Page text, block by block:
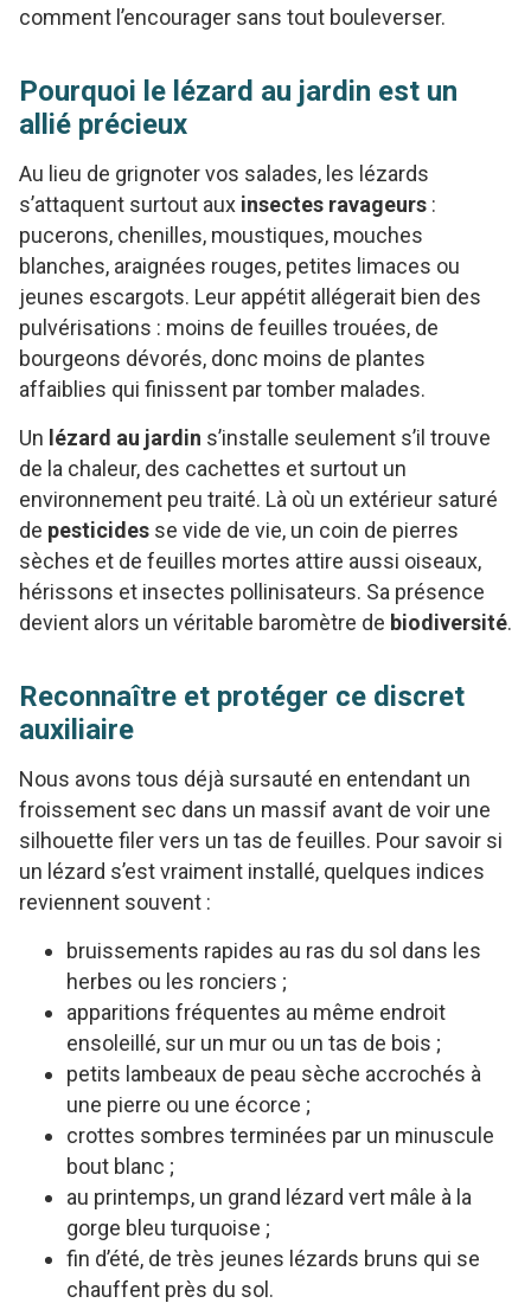
comment l’encourager sans tout bouleverser.
Pourquoi le lézard au jardin est un
allié précieux
Au lieu de grignoter vos salades, les lézards
s’attaquent surtout aux insectes ravageurs :
pucerons, chenilles, moustiques, mouches
blanches, araignées rouges, petites limaces ou
jeunes escargots. Leur appétit allégerait bien des
pulvérisations : moins de feuilles trouées, de
bourgeons dévorés, donc moins de plantes
affaiblies qui finissent par tomber malades.
Un lézard au jardin s’installe seulement s’il trouve
de la chaleur, des cachettes et surtout un
environnement peu traité. Là où un extérieur saturé
de pesticides se vide de vie, un coin de pierres
sèches et de feuilles mortes attire aussi oiseaux,
hérissons et insectes pollinisateurs. Sa présence
devient alors un véritable baromètre de biodiversité.
Reconnaître et protéger ce discret
auxiliaire
Nous avons tous déjà sursauté en entendant un
froissement sec dans un massif avant de voir une
silhouette filer vers un tas de feuilles. Pour savoir si
un lézard s’est vraiment installé, quelques indices
reviennent souvent :
bruissements rapides au ras du sol dans les
herbes ou les ronciers ;
apparitions fréquentes au même endroit
ensoleillé, sur un mur ou un tas de bois ;
petits lambeaux de peau sèche accrochés à
une pierre ou une écorce ;
crottes sombres terminées par un minuscule
bout blanc ;
au printemps, un grand lézard vert mâle à la
gorge bleu turquoise ;
fin d’été, de très jeunes lézards bruns qui se
chauffent près du sol.